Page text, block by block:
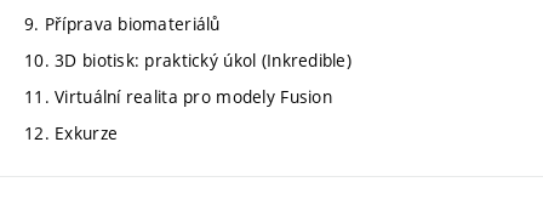
9. Příprava biomateriálů
10. 3D biotisk: praktický úkol (Inkredible)
11. Virtuální realita pro modely Fusion
12. Exkurze